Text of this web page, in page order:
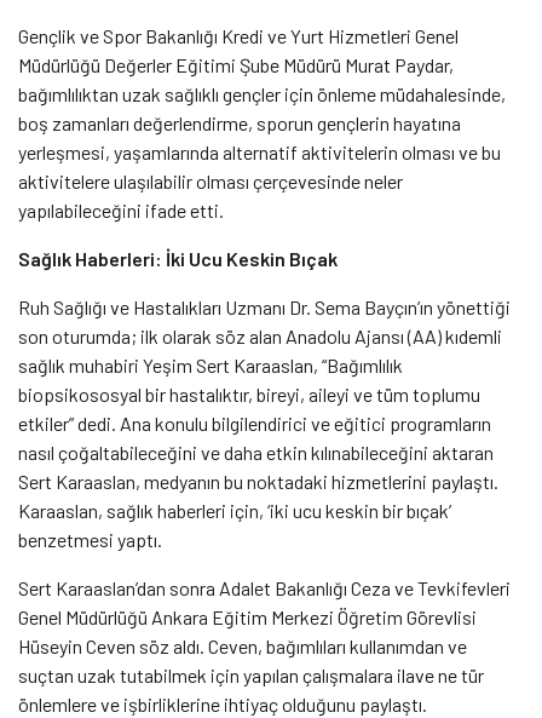
Gençlik ve Spor Bakanlığı Kredi ve Yurt Hizmetleri Genel
Müdürlüğü Değerler Eğitimi Şube Müdürü Murat Paydar,
bağımlılıktan uzak sağlıklı gençler için önleme müdahalesinde,
boş zamanları değerlendirme, sporun gençlerin hayatına
yerleşmesi, yaşamlarında alternatif aktivitelerin olması ve bu
aktivitelere ulaşılabilir olması çerçevesinde neler
yapılabileceğini ifade etti.
Sağlık Haberleri: İki Ucu Keskin Bıçak
Ruh Sağlığı ve Hastalıkları Uzmanı Dr. Sema Bayçın’ın yönettiği
son oturumda; ilk olarak söz alan Anadolu Ajansı (AA) kıdemli
sağlık muhabiri Yeşim Sert Karaaslan, “Bağımlılık
biopsikososyal bir hastalıktır, bireyi, aileyi ve tüm toplumu
etkiler” dedi. Ana konulu bilgilendirici ve eğitici programların
nasıl çoğaltabileceğini ve daha etkin kılınabileceğini aktaran
Sert Karaaslan, medyanın bu noktadaki hizmetlerini paylaştı.
Karaaslan, sağlık haberleri için, ‘iki ucu keskin bir bıçak’
benzetmesi yaptı.
Sert Karaaslan’dan sonra Adalet Bakanlığı Ceza ve Tevkifevleri
Genel Müdürlüğü Ankara Eğitim Merkezi Öğretim Görevlisi
Hüseyin Ceven söz aldı. Ceven, bağımlıları kullanımdan ve
suçtan uzak tutabilmek için yapılan çalışmalara ilave ne tür
önlemlere ve işbirliklerine ihtiyaç olduğunu paylaştı.